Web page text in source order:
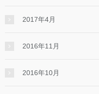
2017年4月
2016年11月
2016年10月